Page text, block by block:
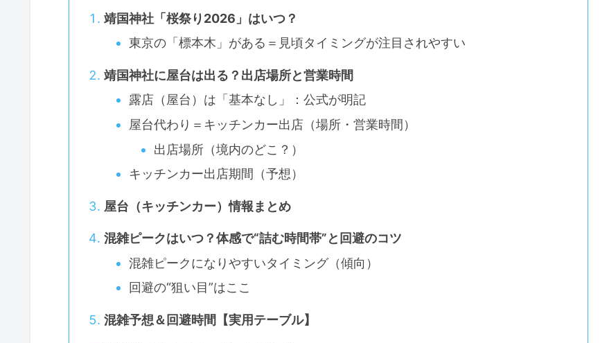
靖国神社「桜祭り2026」はいつ？
東京の「標本木」がある＝見頃タイミングが注目されやすい
靖国神社に屋台は出る？出店場所と営業時間
露店（屋台）は「基本なし」：公式が明記
屋台代わり＝キッチンカー出店（場所・営業時間）
出店場所（境内のどこ？）
キッチンカー出店期間（予想）
屋台（キッチンカー）情報まとめ
混雑ピークはいつ？体感で“詰む時間帯”と回避のコツ
混雑ピークになりやすいタイミング（傾向）
回避の“狙い目”はここ
混雑予想＆回避時間【実用テーブル】